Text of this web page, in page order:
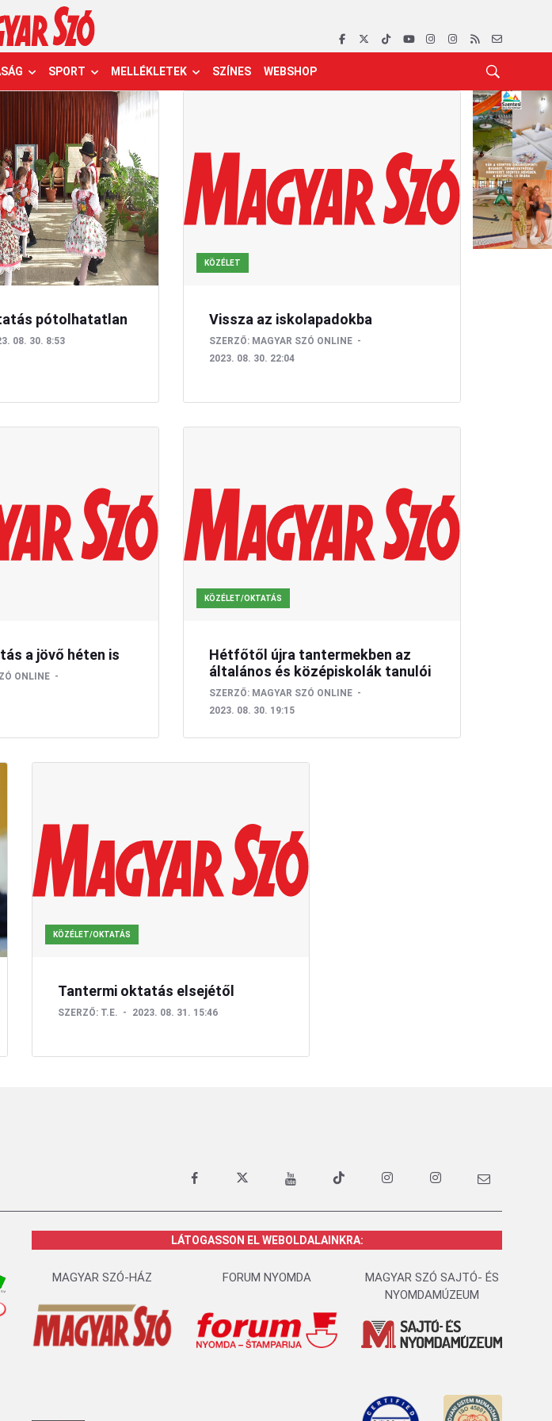
SPORT MELLÉKLETEK SZÍNES WEBSHOP
pótolhatatlan
08. 30. 8:53
KÖZÉLET
Vissza az iskolapadokba
SZERZŐ: MAGYAR SZÓ ONLINE
2023. 08. 30. 22:04
a jövő héten is
ONLINE
KÖZÉLET/OKTATÁS
Hétfőtől újra tantermekben az
általános és középiskolák tanulói
SZERZŐ: MAGYAR SZÓ ONLINE
2023. 08. 30. 19:15
KÖZÉLET/OKTATÁS
Tantermi oktatás elsejétől
SZERZŐ: T.E. 2023. 08. 31. 15:46
LÁTOGASSON EL WEBOLDALAINKRA:
MAGYAR SZÓ-HÁZ FORUM NYOMDA
MAGYAR SZÓ SAJTÓ- ÉS
NYOMDAMÚZEUM